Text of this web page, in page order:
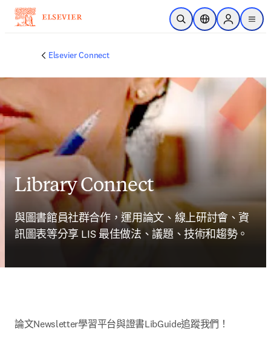
跳到主要內容
公開搜尋位置選擇器Sign in to
menu
Elsevier Connect
Library Connect
與圖書館員社群合作，運用論文、線上研討會、資
訊圖表等分享 LIS 最佳做法、議題、技術和趨勢。
論文Newsletter學習平台與證書LibGuide追蹤我們！